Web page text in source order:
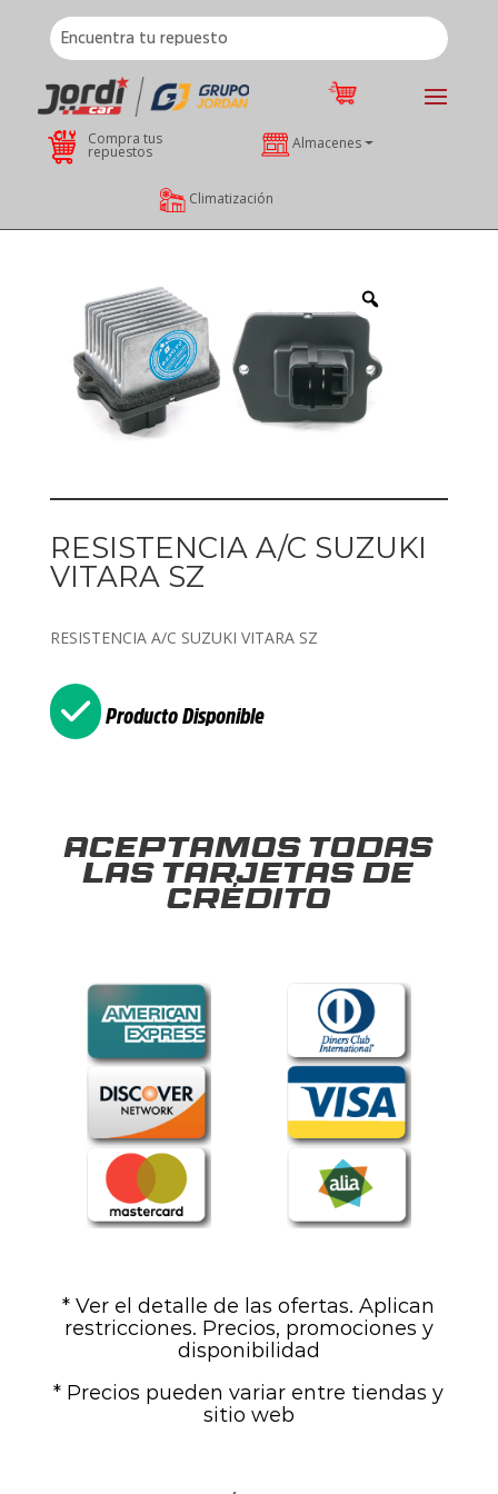
Compra tus
repuestos Almacenes
Climatización
RESISTENCIA A/C SUZUKI
VITARA SZ
RESISTENCIA A/C SUZUKI VITARA SZ
Producto Disponible
Aceptamos todas
las tarjetas de
crédito
* Ver el detalle de las ofertas. Aplican
restricciones. Precios, promociones y
disponibilidad
* Precios pueden variar entre tiendas y
sitio web